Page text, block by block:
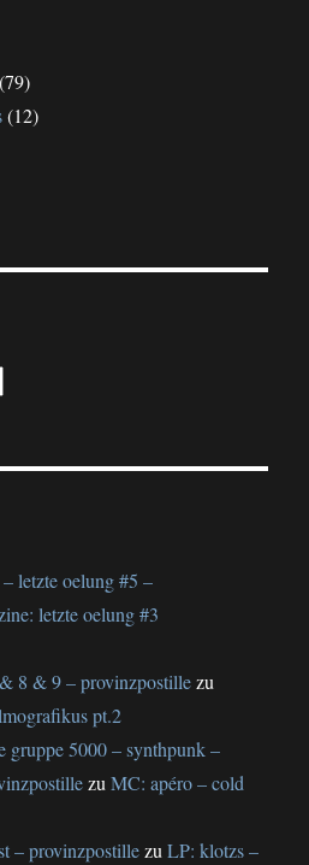
(79)
(12)
letzte oelung #5 –
letzte oelung #3
8 & 9 – provinzpostillezu
pt.2
gruppe 5000 – synthpunk –
zuMC: apéro – cold
– provinzpostillezuLP: klotzs –